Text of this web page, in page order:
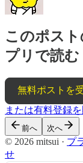
このポスト
プリで読む
無料ポストを
または有料登録
前へ 次へ
© 2026 mitsui · プ
せ